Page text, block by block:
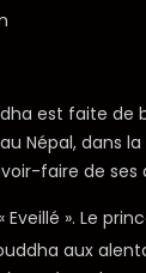
est faite de
Népal, dans la
faire de ses
Eveillé ». Le
aux